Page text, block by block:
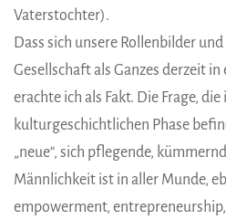
Vaterstochter).
Dass sich unsere Rollenbilder
Gesellschaft als Ganzes derzeit
erachte ich als Fakt. Die Frage,
kulturgeschichtlichen Phase
„neue“, sich pflegende,
Männlichkeit ist in aller Munde,
empowerment,